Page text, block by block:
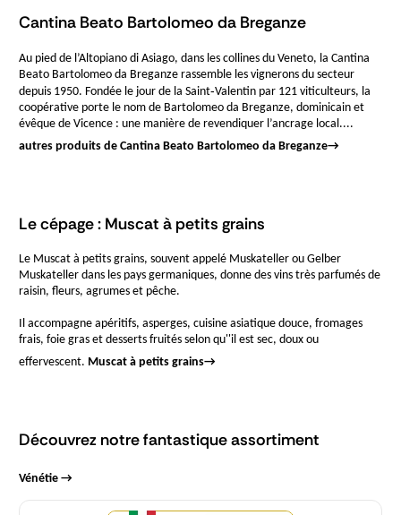
Cantina Beato Bartolomeo da Breganze
Au pied de l’Altopiano di Asiago, dans les collines du Veneto, la Cantina
Beato Bartolomeo da Breganze rassemble les vignerons du secteur
depuis 1950. Fondée le jour de la Saint‑Valentin par 121 viticulteurs, la
coopérative porte le nom de Bartolomeo da Breganze, dominicain et
évêque de Vicence : une manière de revendiquer l’ancrage local....
autres produits de Cantina Beato Bartolomeo da Breganze→
Le cépage : Muscat à petits grains
Le Muscat à petits grains, souvent appelé Muskateller ou Gelber
Muskateller dans les pays germaniques, donne des vins très parfumés de
raisin, fleurs, agrumes et pêche.
Il accompagne apéritifs, asperges, cuisine asiatique douce, fromages
frais, foie gras et desserts fruités selon qu''il est sec, doux ou
effervescent. Muscat à petits grains→
Découvrez notre fantastique assortiment
Vénétie →
Quantité